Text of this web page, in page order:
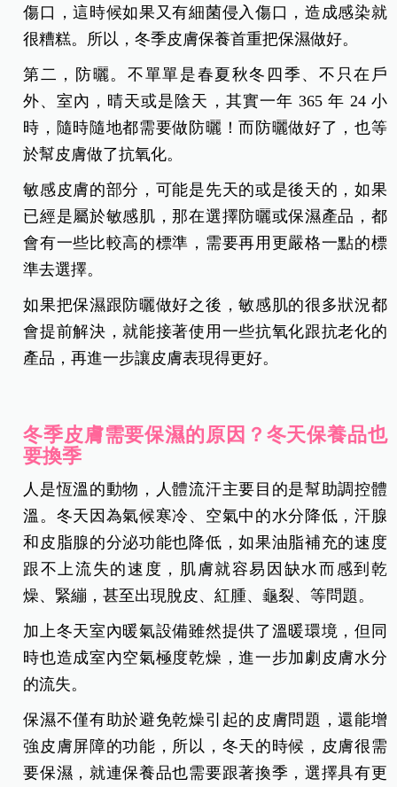
傷口，這時候如果又有細菌侵入傷口，造成感染就
很糟糕。所以，冬季皮膚保養首重把保濕做好。
第二，防曬。不單單是春夏秋冬四季、不只在戶
外、室內，晴天或是陰天，其實一年 365 年 24 小
時，隨時隨地都需要做防曬！而防曬做好了，也等
於幫皮膚做了抗氧化。
敏感皮膚的部分，可能是先天的或是後天的，如果
已經是屬於敏感肌，那在選擇防曬或保濕產品，都
會有一些比較高的標準，需要再用更嚴格一點的標
準去選擇。
如果把保濕跟防曬做好之後，敏感肌的很多狀況都
會提前解決，就能接著使用一些抗氧化跟抗老化的
產品，再進一步讓皮膚表現得更好。
冬季皮膚需要保濕的原因？冬天保養品也
要換季
人是恆溫的動物，人體流汗主要目的是幫助調控體
溫。冬天因為氣候寒冷、空氣中的水分降低，汗腺
和皮脂腺的分泌功能也降低，如果油脂補充的速度
跟不上流失的速度，肌膚就容易因缺水而感到乾
燥、緊繃，甚至出現脫皮、紅腫、龜裂、等問題。
加上冬天室內暖氣設備雖然提供了溫暖環境，但同
時也造成室內空氣極度乾燥，進一步加劇皮膚水分
的流失。
保濕不僅有助於避免乾燥引起的皮膚問題，還能增
強皮膚屏障的功能，所以，冬天的時候，皮膚很需
要保濕，就連保養品也需要跟著換季，選擇具有更